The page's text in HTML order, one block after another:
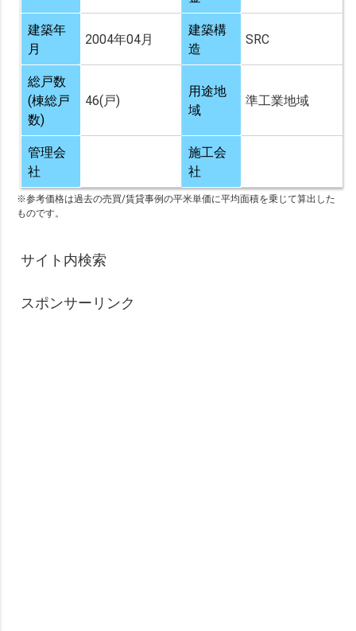
建築年
月
2004年04月
建築構
造
SRC
総戸数
(棟総戸
数)
46(戸)
用途地
域
準工業地域
管理会
社
施工会
社
※参考価格は過去の売買/賃貸事例の平米単価に平均面積を乗じて算出した
ものです。
サイト内検索
スポンサーリンク